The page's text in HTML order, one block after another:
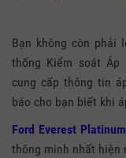
Bạn không còn phải
thống Kiểm soát Áp
cung cấp thông tin
báo cho bạn biết khi
Ford Everest
thông minh nhất hiện